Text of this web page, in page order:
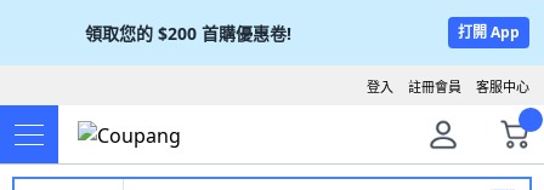
領取您的 $200 首購優惠卷! 打開 App
客服中心
註冊會員
登入